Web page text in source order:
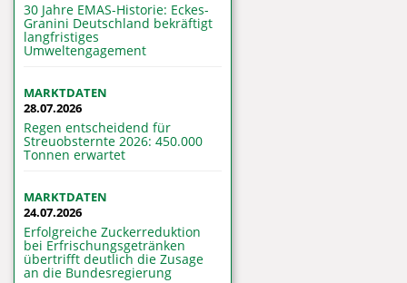
30 Jahre EMAS-Historie: Eckes-
Granini Deutschland bekräftigt
langfristiges
Umweltengagement
MARKTDATEN
28.07.2026
Regen entscheidend für
Streuobsternte 2026: 450.000
Tonnen erwartet
MARKTDATEN
24.07.2026
Erfolgreiche Zuckerreduktion
bei Erfrischungsgetränken
übertrifft deutlich die Zusage
an die Bundesregierung